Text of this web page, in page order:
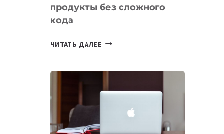
продукты без сложного
кода
ЧИТАТЬ ДАЛЕЕ
КОТОРЫЕ
СОЗДАВАТЬ